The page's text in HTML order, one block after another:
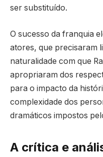
ser substituído.
O sucesso da franquia
atores, que precisaram
naturalidade com que
apropriaram dos
para o impacto da
complexidade dos
dramáticos impostos
A crítica e